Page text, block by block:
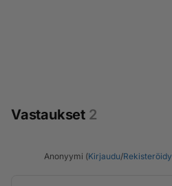
Vastaukset 2
Anonyymi (Kirjaudu/Rekisteröidy